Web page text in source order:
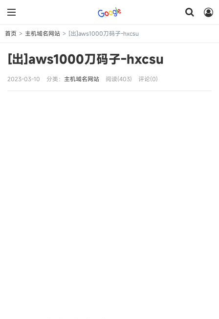
首页 > 主机域名网站 > [出]aws1000刀码子-hxcsu
[出]aws1000刀码子-hxcsu
2023-03-10 分类： 主机域名网站 阅读(403) 评论(0)